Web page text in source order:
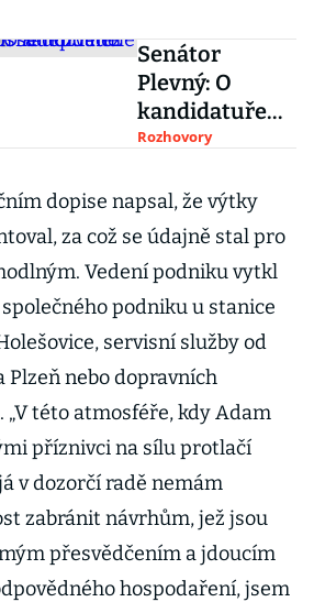
Senátor
Plevný: O
kandidatuře
na ministra
dozvěděl z
médií. Jsou
lepší adepti
než já
Rozhovory
dopise napsal, že výtky
za což se údajně stal pro
Vedení podniku vytkl
podniku u stanice
servisní služby od
Plzeň nebo dopravních
této atmosféře, kdy Adam
příznivci na sílu protlačí
v dozorčí radě nemám
zabránit návrhům, jež jsou
přesvědčením a jdoucím
hospodaření, jsem